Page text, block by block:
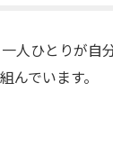
人ひとりが
でいます。